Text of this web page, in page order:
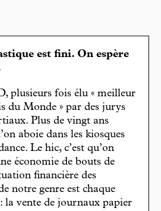
est fini. On espère
plusieurs fois élu « meilleur
du Monde » par des jurys
Plus de vingt ans
aboie dans les kiosques
Le hic, c’est qu’on
économie de bouts de
financière des
notre genre est chaque
la vente de journaux papier